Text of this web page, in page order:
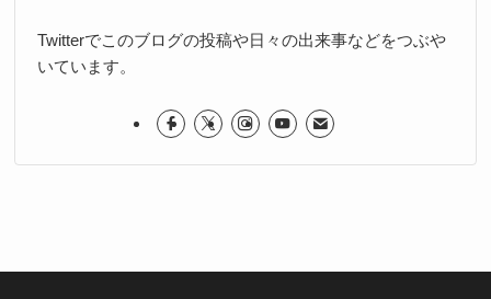
Twitterでこのブログの投稿や日々の出来事などをつぶや
いています。